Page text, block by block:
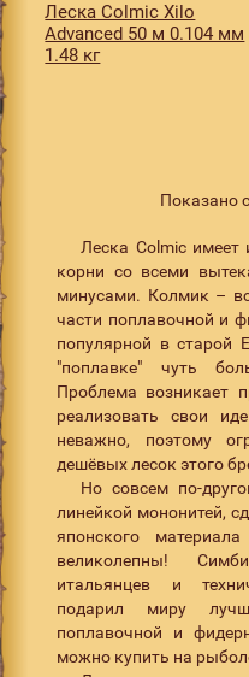
Леска Colmic Xilo
Advanced 50 м 0.104 мм
1.48 кг
Показано
Леска Colmic имеет
корни со всеми
минусами. Колмик –
части поплавочной и
популярной в старой
"поплавке" чуть
Проблема возникает
реализовать свои
неважно, поэтому
дешёвых лесок этого
Но совсем по-
линейкой мононитей,
японского
великолепны!
итальянцев и
подарил миру
поплавочной и
можно купить на